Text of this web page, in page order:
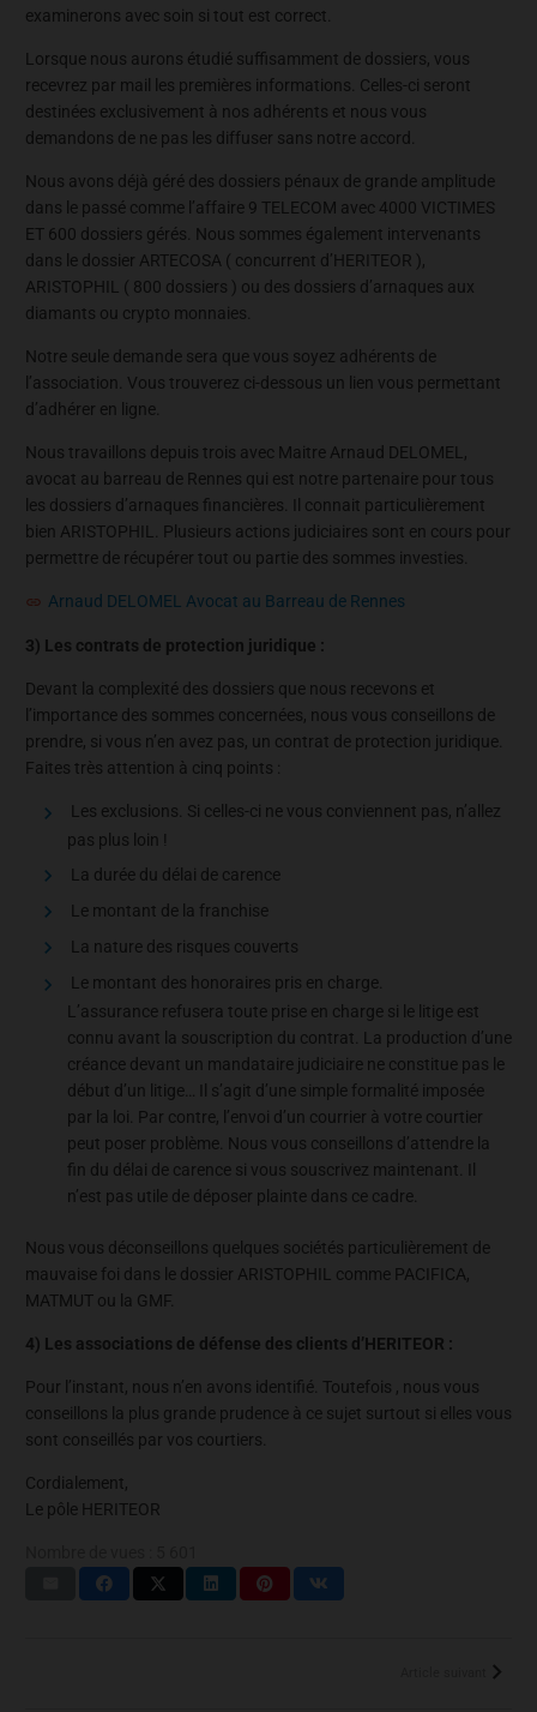
examinerons avec soin si tout est correct.
Lorsque nous aurons étudié suffisamment de dossiers, vous
recevrez par mail les premières informations. Celles-ci seront
destinées exclusivement à nos adhérents et nous vous
demandons de ne pas les diffuser sans notre accord.
Nous avons déjà géré des dossiers pénaux de grande amplitude
dans le passé comme l’affaire 9 TELECOM avec 4000 VICTIMES
ET 600 dossiers gérés. Nous sommes également intervenants
dans le dossier ARTECOSA ( concurrent d’HERITEOR ),
ARISTOPHIL ( 800 dossiers ) ou des dossiers d’arnaques aux
diamants ou crypto monnaies.
Notre seule demande sera que vous soyez adhérents de
l’association. Vous trouverez ci-dessous un lien vous permettant
d’adhérer en ligne.
Nous travaillons depuis trois avec Maitre Arnaud DELOMEL,
avocat au barreau de Rennes qui est notre partenaire pour tous
les dossiers d’arnaques financières. Il connait particulièrement
bien ARISTOPHIL. Plusieurs actions judiciaires sont en cours pour
permettre de récupérer tout ou partie des sommes investies.
Arnaud DELOMEL Avocat au Barreau de Rennes
3) Les contrats de protection juridique :
Devant la complexité des dossiers que nous recevons et
l’importance des sommes concernées, nous vous conseillons de
prendre, si vous n’en avez pas, un contrat de protection juridique.
Faites très attention à cinq points :
Les exclusions. Si celles-ci ne vous conviennent pas, n’allez
pas plus loin !
La durée du délai de carence
Le montant de la franchise
La nature des risques couverts
Le montant des honoraires pris en charge.
L’assurance refusera toute prise en charge si le litige est
connu avant la souscription du contrat. La production d’une
créance devant un mandataire judiciaire ne constitue pas le
début d’un litige… Il s’agit d’une simple formalité imposée
par la loi. Par contre, l’envoi d’un courrier à votre courtier
peut poser problème. Nous vous conseillons d’attendre la
fin du délai de carence si vous souscrivez maintenant. Il
n’est pas utile de déposer plainte dans ce cadre.
Nous vous déconseillons quelques sociétés particulièrement de
mauvaise foi dans le dossier ARISTOPHIL comme PACIFICA,
MATMUT ou la GMF.
4) Les associations de défense des clients d’HERITEOR :
Pour l’instant, nous n’en avons identifié. Toutefois , nous vous
conseillons la plus grande prudence à ce sujet surtout si elles vous
sont conseillés par vos courtiers.
Cordialement,
Le pôle HERITEOR